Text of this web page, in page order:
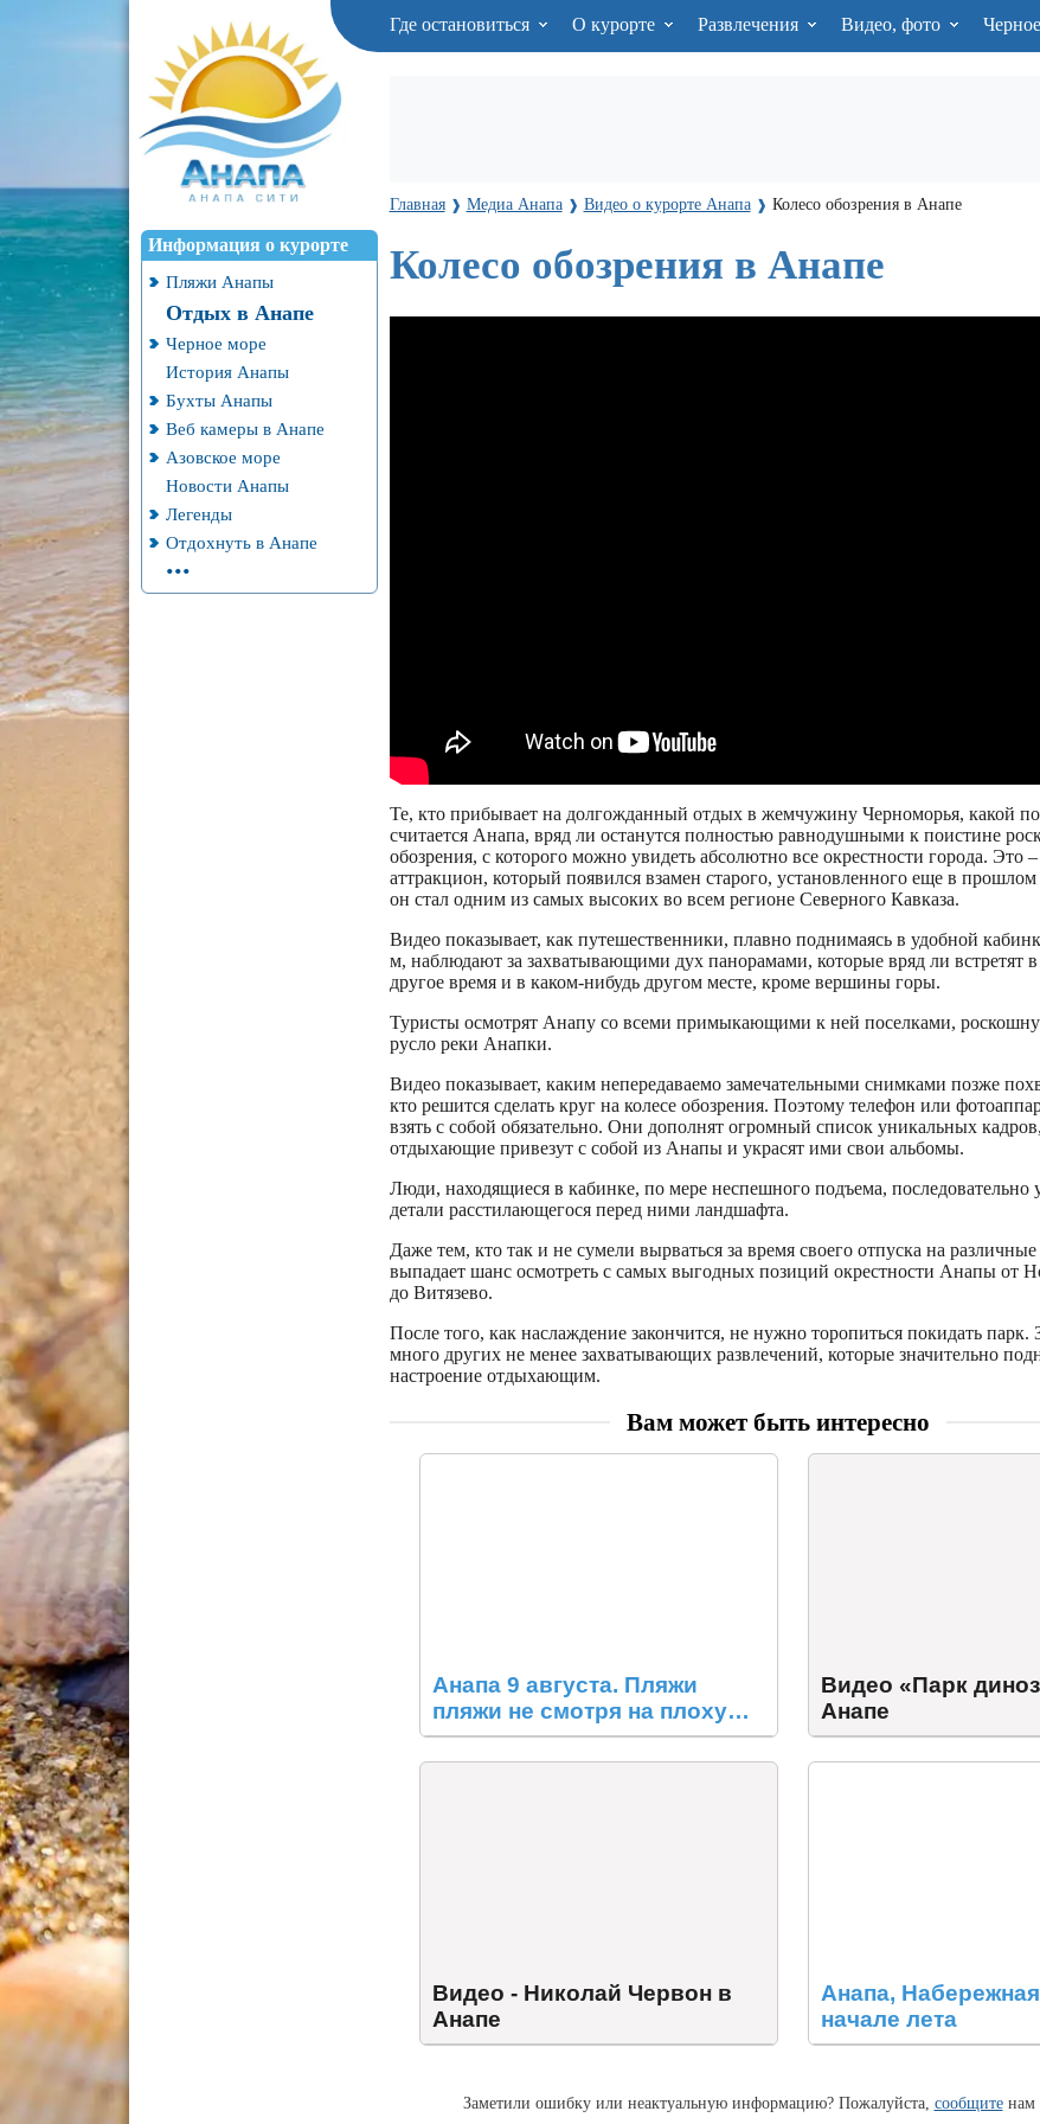
Где остановиться О курорте Развлечения Видео, фото
Информация о курорте
Пляжи Анапы
Отдых в Анапе
Черное море
История Анапы
Бухты Анапы
Веб камеры в Анапе
Азовское море
Новости Анапы
Легенды
Отдохнуть в Анапе
...
Главная ❱ Медиа Анапа ❱ Видео о курорте Анапа ❱ Колесо обозрения в Анапе
Колесо обозрения в Анапе
Те, кто прибывает на долгожданный отдых в жемчужину Черноморья, какой
считается Анапа, вряд ли останутся полностью равнодушными к поистине
обозрения, с которого можно увидеть абсолютно все окрестности города. Это
аттракцион, который появился взамен старого, установленного еще в
он стал одним из самых высоких во всем регионе Северного Кавказа.
Видео показывает, как путешественники, плавно поднимаясь в удобной
м, наблюдают за захватывающими дух панорамами, которые вряд ли встретят
другое время и в каком-нибудь другом месте, кроме вершины горы.
Туристы осмотрят Анапу со всеми примыкающими к ней поселками,
русло реки Анапки.
Видео показывает, каким непередаваемо замечательными снимками позже
кто решится сделать круг на колесе обозрения. Поэтому телефон или
взять с собой обязательно. Они дополнят огромный список уникальных
отдыхающие привезут с собой из Анапы и украсят ими свои альбомы.
Люди, находящиеся в кабинке, по мере неспешного подъема, последовательно
детали расстилающегося перед ними ландшафта.
Даже тем, кто так и не сумели вырваться за время своего отпуска на
выпадает шанс осмотреть с самых выгодных позиций окрестности Анапы от
до Витязево.
После того, как наслаждение закончится, не нужно торопиться покидать парк.
много других не менее захватывающих развлечений, которые значительно
настроение отдыхающим.
Вам может быть интересно
Анапа 9 августа. Пляжи
пляжи не смотря на плохую
погоду
Видео «Парк
Анапе
Видео - Николай Червон в
Анапе
Анапа,
начале лета
Заметили ошибку или неактуальную информацию? Пожалуйста, сообщитенам